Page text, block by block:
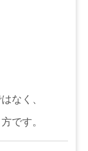
なく、
です。